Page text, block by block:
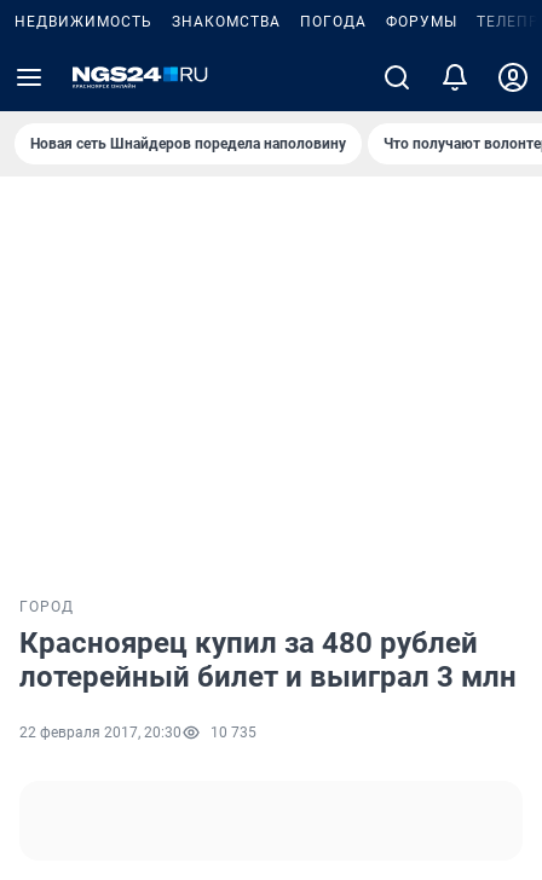
НЕДВИЖИМОСТЬ ЗНАКОМСТВА ПОГОДА ФОРУМЫ
Новая сеть Шнайдеров поредела наполовину Что получают
ГОРОД
Красноярец купил за 480 рублей
лотерейный билет и выиграл 3 млн
22 февраля 2017, 20:30 10 735